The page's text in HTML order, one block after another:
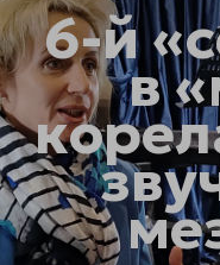
6-й
в